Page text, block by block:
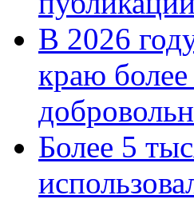
В 2026
краю
Более 5